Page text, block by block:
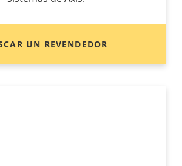
de hardware que elija.
UN REVENDEDOR